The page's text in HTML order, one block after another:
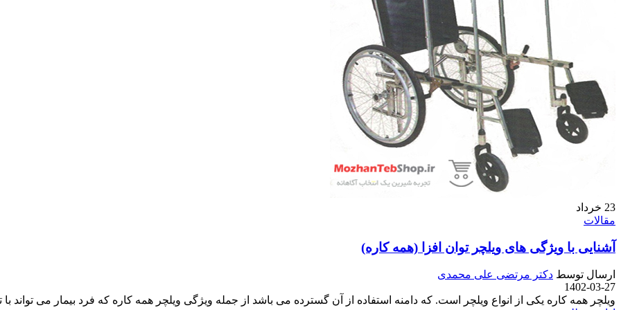
23 خرداد
مقالات
آشنایی با ویژگی های ویلچر توان افزا (همه کاره)
ارسال توسط دکتر مرتضی علی محمدی
1402-03-27
ویلچر همه کاره یکی از انواع ویلچر است. که دامنه استفاده از آن گسترده می باشد از جمله ویژگی ویلچر همه کاره که فرد بیمار می تواند